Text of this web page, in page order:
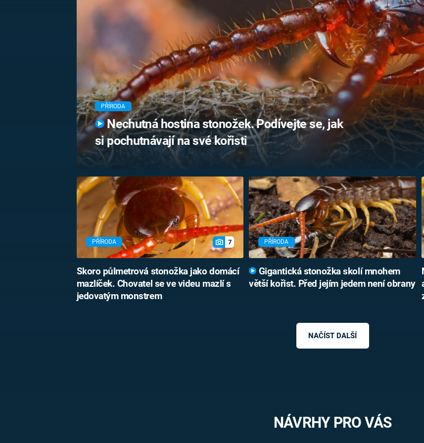
MARIE TEREZIE
BONAPARTE
BRITSKÁ
KRÁLOVSKÁ
RODINA
UFO A
MIMOZEMŠŤANÉ
UTAJENÉ PŘÍBĚHY
ČESKÝCH DĚJIN
ALTERNATIVNÍ
HISTORIE
FILMY
KLAMY
PŘÍRODA
Nechutná hostina stonožek. Podívejte se, jak
si pochutnávají na své kořisti
PŘÍRODA 7
Skoro půlmetrová stonožka jako domácí
mazlíček. Chovatel se ve videu mazlí s
jedovatým monstrem
PŘÍRODA
Gigantická stonožka skolí mnohem
větší kořist. Před jejím jedem není obrany
NAČÍST DALŠÍ
NÁVRHY PRO VÁS